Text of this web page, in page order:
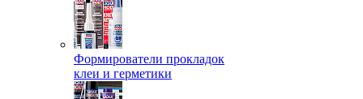
Формирователи прокладок
клеи и герметики